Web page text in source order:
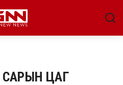
САРЫН ЦАГ